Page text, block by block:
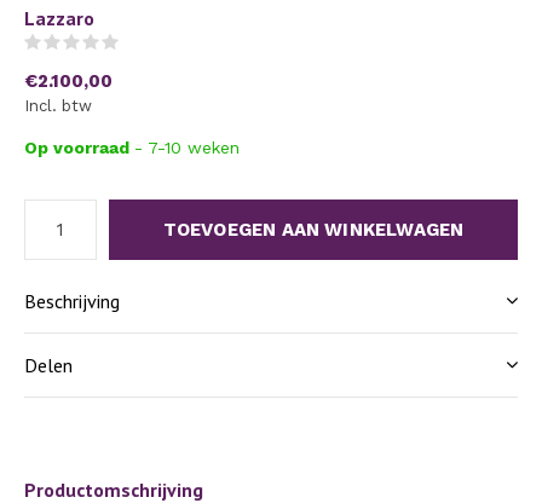
Lazzaro
€2.100,00
Incl. btw
Op voorraad - 7-10 weken
TOEVOEGEN AAN WINKELWAGEN
Beschrijving
Delen
Productomschrijving